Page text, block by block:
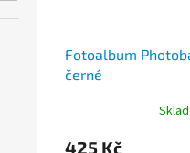
Fotoalbum
černé
425 Kč